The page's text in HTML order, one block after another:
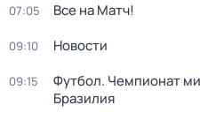
07:05 Все на Матч!
09:10 Новости
09:15
Футбол. Чемпионат
Бразилия